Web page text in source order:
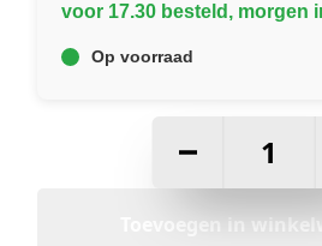
voor 17.30 besteld, morgen
Op voorraad
+
Toevoegen in